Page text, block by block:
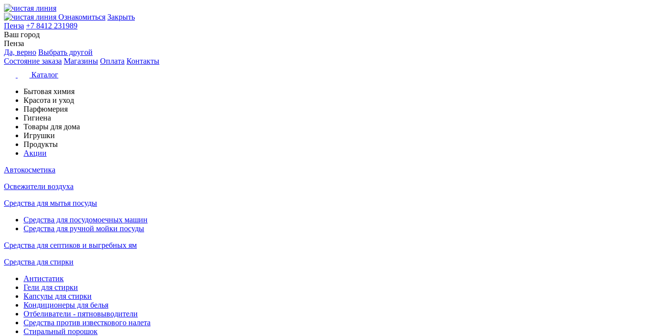
Ознакомиться Закрыть
Пенза +7 8412 231989
Ваш город
Пенза
Да, верно Выбрать другой
Состояние заказа Магазины Оплата Контакты
Каталог
Бытовая химия
Красота и уход
Парфюмерия
Гигиена
Товары для дома
Игрушки
Продукты
Акции
Автокосметика
Освежители воздуха
Средства для мытья посуды
Средства для посудомоечных машин
Средства для ручной мойки посуды
Средства для септиков и выгребных ям
Средства для стирки
Антистатик
Гели для стирки
Капсулы для стирки
Кондиционеры для белья
Отбеливатели - пятновыводители
Средства против известкового налета
Стиральный порошок